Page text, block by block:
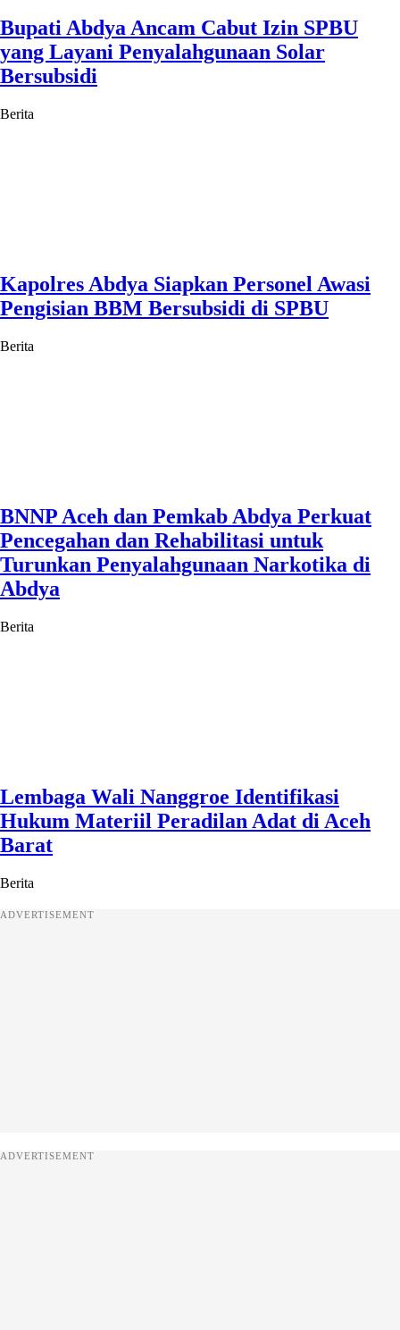
Bupati Abdya Ancam Cabut Izin SPBU
yang Layani Penyalahgunaan Solar
Bersubsidi
Berita
Kapolres Abdya Siapkan Personel Awasi
Pengisian BBM Bersubsidi di SPBU
Berita
BNNP Aceh dan Pemkab Abdya Perkuat
Pencegahan dan Rehabilitasi untuk
Turunkan Penyalahgunaan Narkotika di
Abdya
Berita
Lembaga Wali Nanggroe Identifikasi
Hukum Materiil Peradilan Adat di Aceh
Barat
Berita
ADVERTISEMENT
ADVERTISEMENT